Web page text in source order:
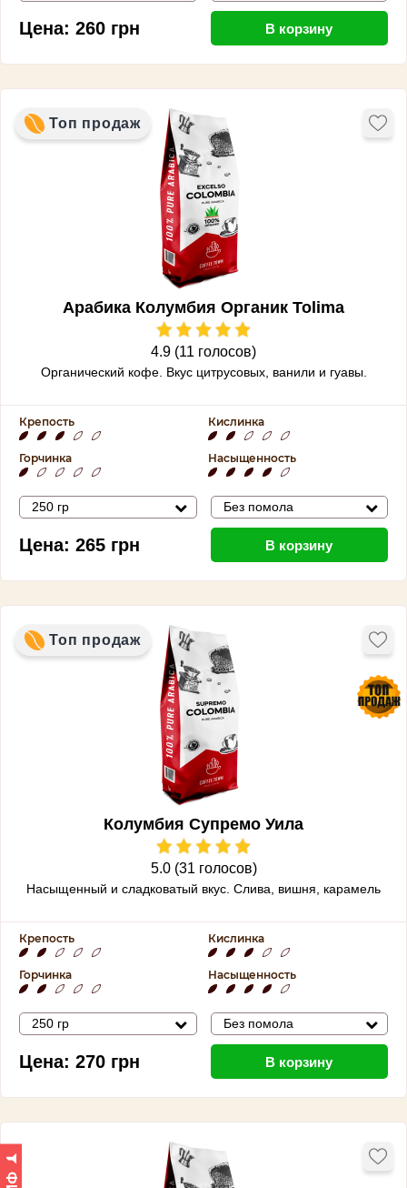
Цена: 260 грн В корзину
Топ продаж
Арабика Колумбия Органик Tolima
4.9 (11 голосов)
Органический кофе. Вкус цитрусовых, ванили и гуавы.
Крепость Кислинка
Горчинка Насыщенность
250 гр Без помола
Цена: 265 грн В корзину
Топ продаж
Колумбия Супремо Уила
5.0 (31 голосов)
Насыщенный и сладковатый вкус. Слива, вишня, карамель
Крепость Кислинка
Горчинка Насыщенность
250 гр Без помола
Цена: 270 грн В корзину